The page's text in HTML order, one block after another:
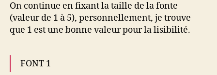
On continue en fixant la taille de la fonte
(valeur de 1 à 5), personnellement, je trouve
que 1 est une bonne valeur pour la lisibilité.
FONT 1